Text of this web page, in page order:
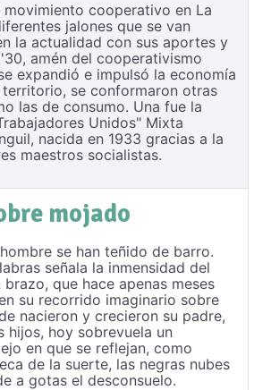
movimiento cooperativo en La
jalones que se van
la actualidad con sus aportes y
amén del cooperativismo
expandió e impulsó la economía
territorio, se conformaron otras
las de consumo. Una fue la
Unidos" Mixta
nacida en 1933 gracias a la
maestros socialistas.
mojado
se han teñido de barro.
señala la inmensidad del
que hace apenas meses
su recorrido imaginario sobre
nacieron y crecieron su padre,
hijos, hoy sobrevuela un
en que se reflejan, como
de la suerte, las negras nubes
a gotas el desconsuelo.